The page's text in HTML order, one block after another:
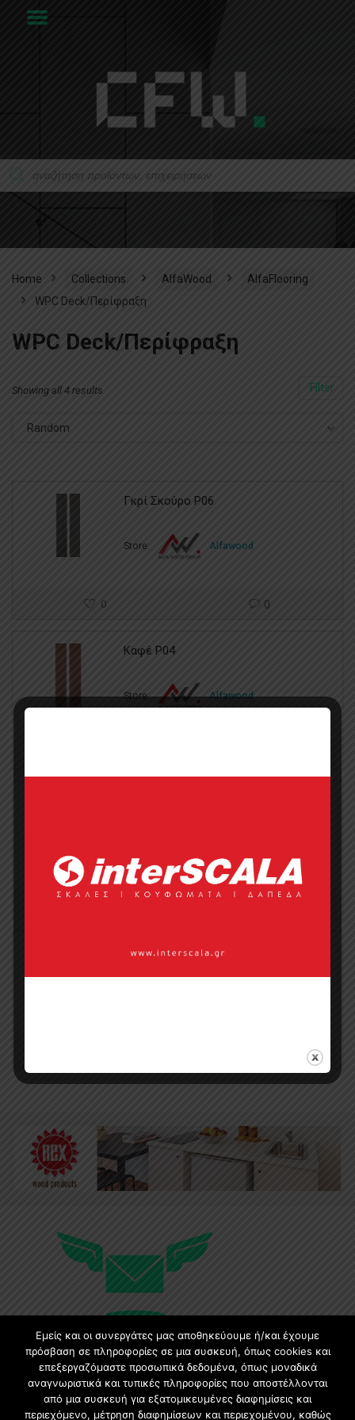
Home Collections AlfaWood
AlfaFlooring
WPC Deck/Περίφραξη
WPC Deck/Περίφραξη
Filter
Showing all 4 results
Random
Γκρί Σκούρο P06
Store: Alfawood
0 0
Καφέ P04
Store: Alfawood
Καφέ Σκούρο P03
Εγγραφή στο Newsletter
Εμείς και οι συνεργάτες μας αποθηκεύουμε ή/και έχουμε
πρόσβαση σε πληροφορίες σε μια συσκευή, όπως cookies και
επεξεργαζόμαστε προσωπικά δεδομένα, όπως μοναδικά
αναγνωριστικά και τυπικές πληροφορίες που αποστέλλονται
από μια συσκευή για εξατομικευμένες διαφημίσεις και
περιεχόμενο, μέτρηση διαφημίσεων και περιεχομένου, καθώς